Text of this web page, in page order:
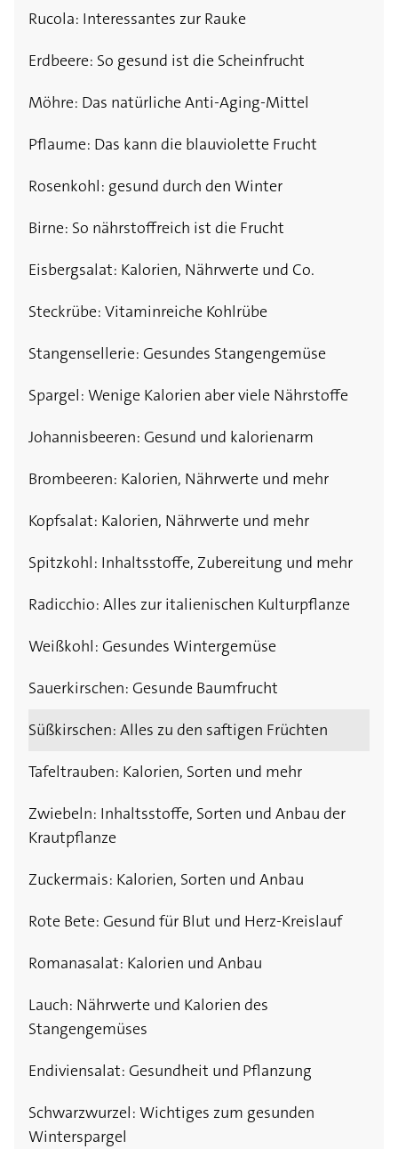
Rucola: Interessantes zur Rauke
Erdbeere: So gesund ist die Scheinfrucht
Möhre: Das natürliche Anti-Aging-Mittel
Pflaume: Das kann die blauviolette Frucht
Rosenkohl: gesund durch den Winter
Birne: So nährstoffreich ist die Frucht
Eisbergsalat: Kalorien, Nährwerte und Co.
Steckrübe: Vitaminreiche Kohlrübe
Stangensellerie: Gesundes Stangengemüse
Spargel: Wenige Kalorien aber viele Nährstoffe
Johannisbeeren: Gesund und kalorienarm
Brombeeren: Kalorien, Nährwerte und mehr
Kopfsalat: Kalorien, Nährwerte und mehr
Spitzkohl: Inhaltsstoffe, Zubereitung und mehr
Radicchio: Alles zur italienischen Kulturpflanze
Weißkohl: Gesundes Wintergemüse
Sauerkirschen: Gesunde Baumfrucht
Süßkirschen: Alles zu den saftigen Früchten
Tafeltrauben: Kalorien, Sorten und mehr
Zwiebeln: Inhaltsstoffe, Sorten und Anbau der
Krautpflanze
Zuckermais: Kalorien, Sorten und Anbau
Rote Bete: Gesund für Blut und Herz-Kreislauf
Romanasalat: Kalorien und Anbau
Lauch: Nährwerte und Kalorien des
Stangengemüses
Endiviensalat: Gesundheit und Pflanzung
Schwarzwurzel: Wichtiges zum gesunden
Winterspargel